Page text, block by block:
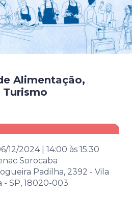
Alimentação,
12/2024 14:00 às 15:30
Sorocaba
Padilha, 2392 - Vila
- SP, 18020-003